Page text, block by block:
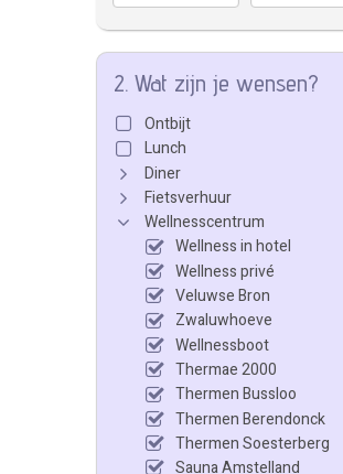
2. Wat zijn je wensen?
Ontbijt
Lunch
Diner
Fietsverhuur
Wellnesscentrum
Wellness in hotel
Wellness privé
Veluwse Bron
Zwaluwhoeve
Wellnessboot
Thermae 2000
Thermen Bussloo
Thermen Berendonck
Thermen Soesterberg
Sauna Amstelland